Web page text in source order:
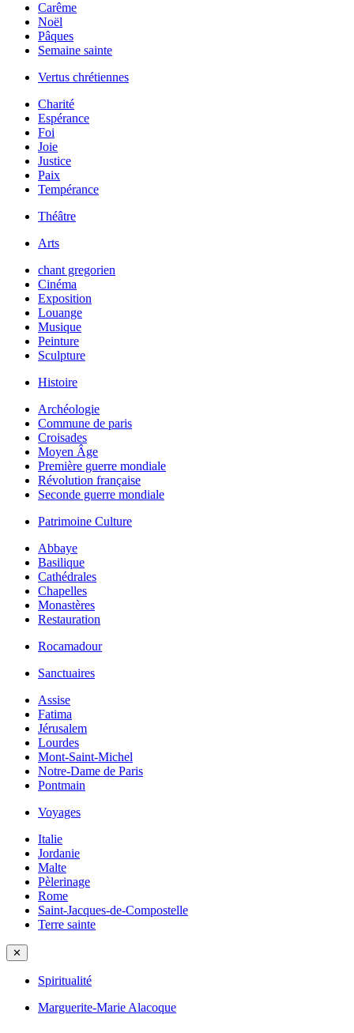
Carême
Noël
Pâques
Semaine sainte
Vertus chrétiennes
Charité
Espérance
Foi
Joie
Justice
Paix
Tempérance
Théâtre
Arts
chant gregorien
Cinéma
Exposition
Louange
Musique
Peinture
Sculpture
Histoire
Archéologie
Commune de paris
Croisades
Moyen Âge
Première guerre mondiale
Révolution française
Seconde guerre mondiale
Patrimoine Culture
Abbaye
Basilique
Cathédrales
Chapelles
Monastères
Restauration
Rocamadour
Sanctuaires
Assise
Fatima
Jérusalem
Lourdes
Mont-Saint-Michel
Notre-Dame de Paris
Pontmain
Voyages
Italie
Jordanie
Malte
Pèlerinage
Rome
Saint-Jacques-de-Compostelle
Terre sainte
✕
Spiritualité
Marguerite-Marie Alacoque